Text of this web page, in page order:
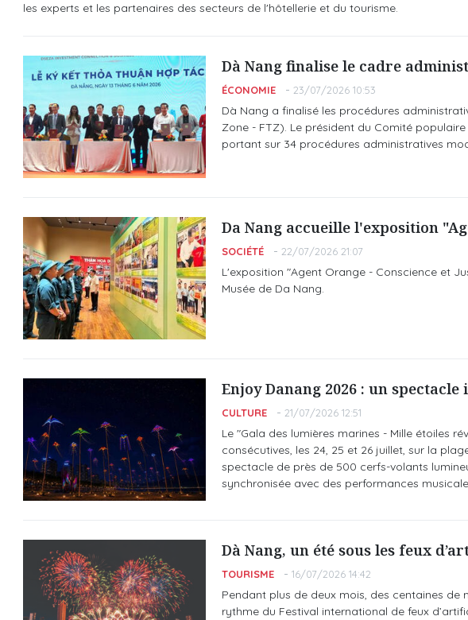
les experts et les partenaires des secteurs de l'hôtellerie et du tourisme.
Dà Nang finalise le cadre
ÉCONOMIE 23/07/2026 10:53
Dà Nang a finalisé les procédures
Zone - FTZ). Le président du Comité
portant sur 34 procédures administratives
Da Nang accueille l'exposition
SOCIÉTÉ 22/07/2026 21:07
L'exposition "Agent Orange - Conscience et
Musée de Da Nang.
Enjoy Danang 2026 : un
CULTURE 21/07/2026 12:51
Le "Gala des lumières marines - Mille étoiles
consécutives, les 24, 25 et 26 juillet, sur la
spectacle de près de 500 cerfs-volants
synchronisée avec des performances
Dà Nang, un été sous les feux
TOURISME 16/07/2026 14:42
Pendant plus de deux mois, des centaines de
rythme du Festival international de feux